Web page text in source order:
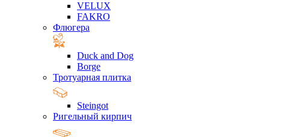
VELUX
FAKRO
Флюгера
Duck and Dog
Borge
Тротуарная плитка
Steingot
Ригельный кирпич